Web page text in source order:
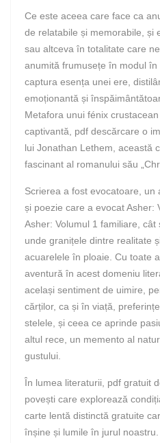
Ce este aceea care face ca
de relatabile și memorabile, și
sau altceva în totalitate care
anumită frumusețe în modul
captura esența unei ere,
emoționantă și
Metafora unui fénix
captivantă, pdf descărcare o
lui Jonathan Lethem, această
fascinant al romanului său
Scrierea a fost evocatoare, un
și poezie care a evocat Asher:
Asher: Volumul 1 familiare,
unde granițele dintre realitate
acuarelele în ploaie. Cu toate
aventură în acest domeniu
același sentiment de uimire,
cărților, ca și în viață,
stelele, și ceea ce aprinde
altul rece, un memento al
gustului.
În lumea literaturii, pdf gratuit
povești care explorează
carte lentă distinctă gratuite
înșine și lumile în jurul noastru.